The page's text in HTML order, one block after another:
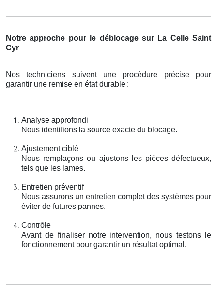
Notre approche pour le déblocage sur La Celle Saint
Cyr
Nos techniciens suivent une procédure précise pour
garantir une remise en état durable :
Analyse approfondi
Nous identifions la source exacte du blocage.
Ajustement ciblé
Nous remplaçons ou ajustons les pièces défectueux,
tels que les lames.
Entretien préventif
Nous assurons un entretien complet des systèmes pour
éviter de futures pannes.
Contrôle
Avant de finaliser notre intervention, nous testons le
fonctionnement pour garantir un résultat optimal.